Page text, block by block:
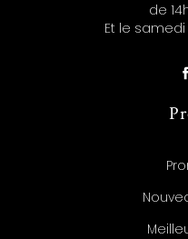
de
Et le